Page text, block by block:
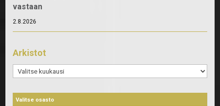
vastaan
2.8.2026
Arkistot
Arkistot